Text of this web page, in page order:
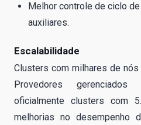
Melhor controle de ciclo
auxiliares.
Escalabilidade
Clusters com milhares de
Provedores
oficialmente clusters com
melhorias no desempenho